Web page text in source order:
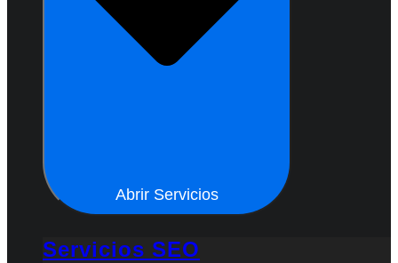
Abrir Servicios
Servicios SEO